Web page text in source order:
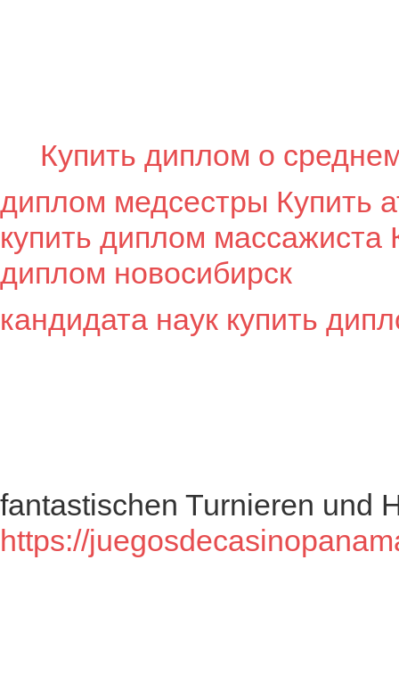
Купить диплом о
диплом медсестры Купить
купить диплом массажиста
диплом новосибирск
кандидата наук купить
fantastischen Turnieren und
https://